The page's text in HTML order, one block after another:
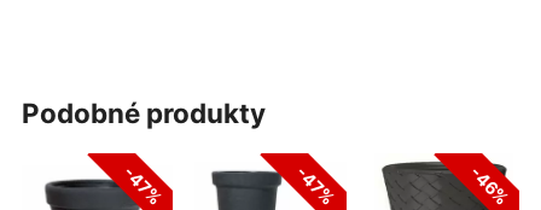
podobné produkty
-47% -47% -46%